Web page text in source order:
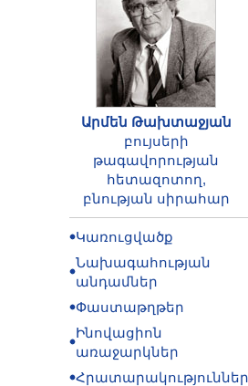
Արմեն Թախտաջյան
բույսերի
թագավորության
հետազոտող,
բնության սիրահար
Կառուցվածք
Նախագահության
անդամներ
Փաստաթղթեր
Ինովացիոն
առաջարկներ
Հրատարակություններ